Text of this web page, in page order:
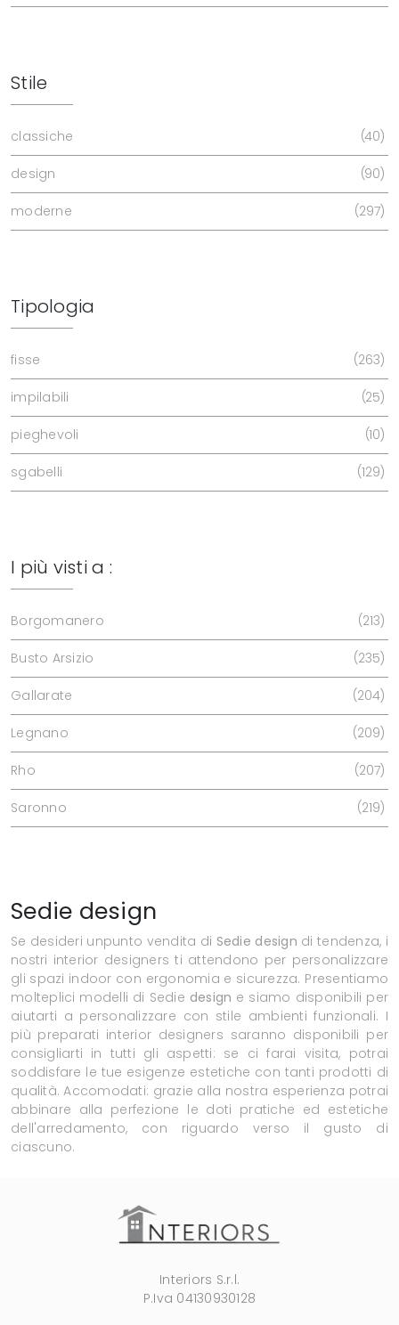
Stile
classiche 40
design 90
moderne 297
Tipologia
fisse 263
impilabili 25
pieghevoli 10
sgabelli 129
I più visti a :
Borgomanero 213
Busto Arsizio 235
Gallarate 204
Legnano 209
Rho 207
Saronno 219
Sedie design
Se desideri unpunto vendita di Sedie design di tendenza, i
nostri interior designers ti attendono per personalizzare
gli spazi indoor con ergonomia e sicurezza. Presentiamo
molteplici modelli di Sedie design e siamo disponibili per
aiutarti a personalizzare con stile ambienti funzionali. I
più preparati interior designers saranno disponibili per
consigliarti in tutti gli aspetti: se ci farai visita, potrai
soddisfare le tue esigenze estetiche con tanti prodotti di
qualità. Accomodati: grazie alla nostra esperienza potrai
abbinare alla perfezione le doti pratiche ed estetiche
dell'arredamento, con riguardo verso il gusto di
ciascuno.
Interiors S.r.l.
P.Iva 04130930128